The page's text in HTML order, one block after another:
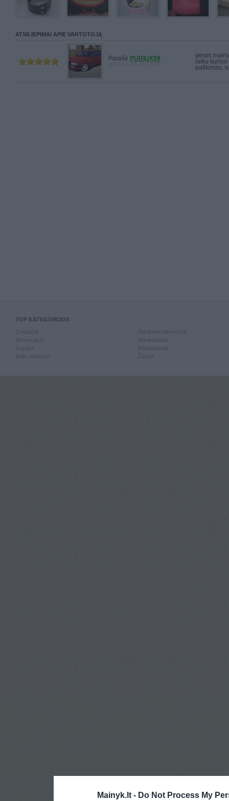
Mainyk.lt - Do Not Process My
ATSILIEPIMAI APIE VARTOTOJĄ
Parašė PURIUX99
geras
laiku
patikimas,
TOP KATEGORIJOS
Knygos
Mob. telefonai
Kompiuterija
Žaislai